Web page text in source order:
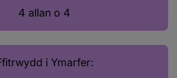
4 allan o 4
i Ymarfer: